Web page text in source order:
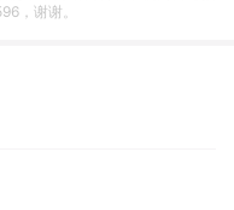
，谢谢。